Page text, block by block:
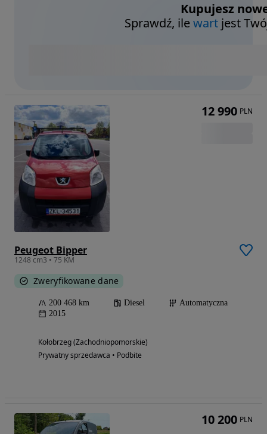
Kupujesz
Sprawdź, ilewart jest
Peugeot Bipper
1248 cm3 • 75 KM
Zweryfikowane dane
200 468 km Diesel
Automatyczna
2015
Kołobrzeg (Zachodniopomorskie)
Prywatny sprzedawca • Podbite
12 990 PLN
10 200 PLN